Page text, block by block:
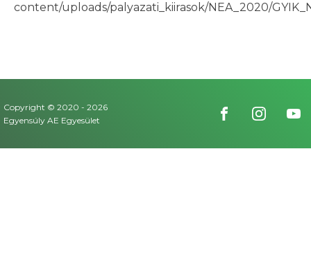
content/uploads/palyazati_kiirasok/NEA_2020/
Copyright © 2020 - 2026
Egyensúly AE Egyesület